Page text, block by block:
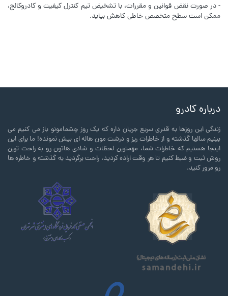
- در صورت نقض قوانین و مقررات،‌ با تشخیض تیم کنترل کیفیت و کادروکالج،
ممکن است سطح متخصص خاطی کاهش بیاید.
درباره کادرو
زندگی این روزها به قدری سریع جریان داره که یک روز چشمامونو باز می کنیم می
بینیم سالها گذشته و از خاطرات ریز و درشت مون هاله ای بیش نمونده! ما برای این
اینجا هستیم که خاطرات شما، مهمترین لحظات و شادی هاتون رو به راحت ترین
روش ثبت و ضبط کنیم تا هر وقت اراده کردید، راحت برگردید به گذشته و خاطره ها
رو مرور کنید.